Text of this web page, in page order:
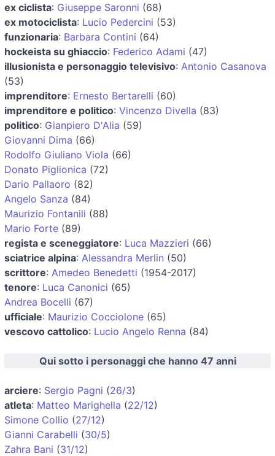
ex ciclista: Giuseppe Saronni (68)
ex motociclista: Lucio Pedercini (53)
funzionaria: Barbara Contini (64)
hockeista su ghiaccio: Federico Adami (47)
illusionista e personaggio televisivo: Antonio Casanova
(53)
imprenditore: Ernesto Bertarelli (60)
imprenditore e politico: Vincenzo Divella (83)
politico: Gianpiero D'Alia (59)
Giovanni Dima (66)
Rodolfo Giuliano Viola (66)
Donato Piglionica (72)
Dario Pallaoro (82)
Angelo Sanza (84)
Maurizio Fontanili (88)
Mario Forte (89)
regista e sceneggiatore: Luca Mazzieri (66)
sciatrice alpina: Alessandra Merlin (50)
scrittore: Amedeo Benedetti (1954-2017)
tenore: Luca Canonici (65)
Andrea Bocelli (67)
ufficiale: Maurizio Cocciolone (65)
vescovo cattolico: Lucio Angelo Renna (84)
Qui sotto i personaggi che hanno 47 anni
arciere: Sergio Pagni (26/3)
atleta: Matteo Marighella (22/12)
Simone Collio (27/12)
Gianni Carabelli (30/5)
Zahra Bani (31/12)